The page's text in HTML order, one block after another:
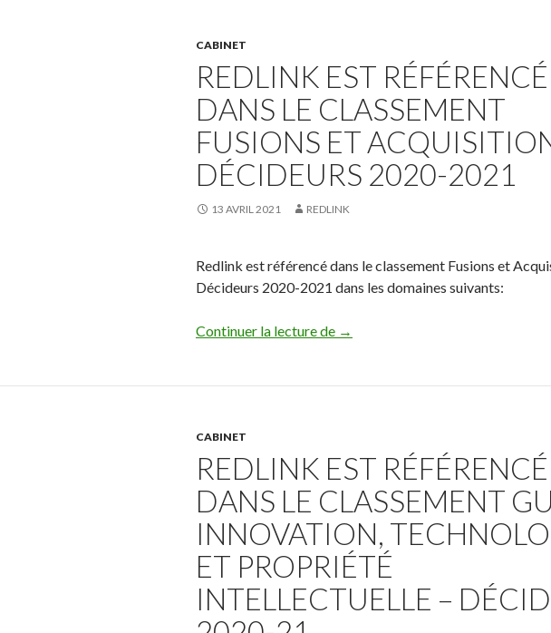
CABINET
REDLINK EST RÉFÉRENCÉ
DANS LE CLASSEMENT
FUSIONS ET
DÉCIDEURS 2020-2021
13 AVRIL 2021 REDLINK
Redlink est référencé dans le classement Fusions et
Décideurs 2020-2021 dans les domaines suivants:
Continuer la lecture de Redlink est référencé dans le
→
CABINET
REDLINK EST RÉFÉRENCÉ
DANS LE CLASSEMENT
INNOVATION,
ET PROPRIÉTÉ
INTELLECTUELLE –